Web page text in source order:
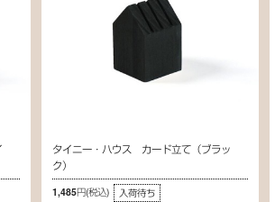
タイニー・ハウス カード立て（ブラッ
ク）
1,485円(税込) 入荷待ち